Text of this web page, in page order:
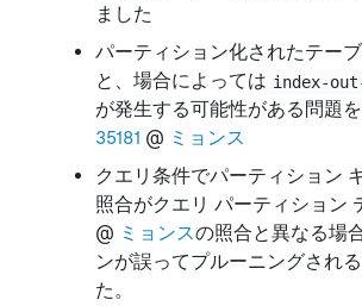
ました
パーティション化されたテー
と、場合によっては index-
が発生する可能性がある問題
35181 @ ミョンス
クエリ条件でパーティション
照合がクエリ パーティション
@ ミョンスの照合と異なる場
ンが誤ってプルーニングされ
た。